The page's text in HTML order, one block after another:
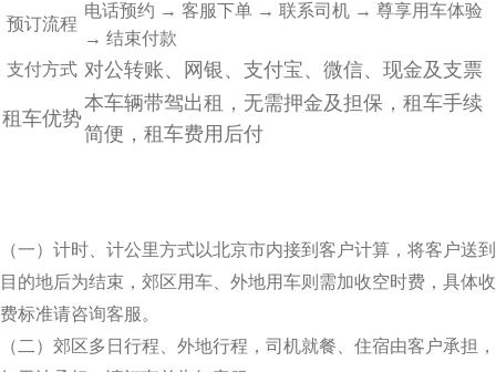
预订流程
电话预约 → 客服下单 → 联系司机 → 尊享用车体验
→ 结束付款
支付方式 对公转账、网银、支付宝、微信、现金及支票
租车优势
本车辆带驾出租，无需押金及担保，租车手续
简便，租车费用后付
（一）计时、计公里方式以北京市内接到客户计算，将客户送到
目的地后为结束，郊区用车、外地用车则需加收空时费，具体收
费标准请咨询客服。
（二）郊区多日行程、外地行程，司机就餐、住宿由客户承担，